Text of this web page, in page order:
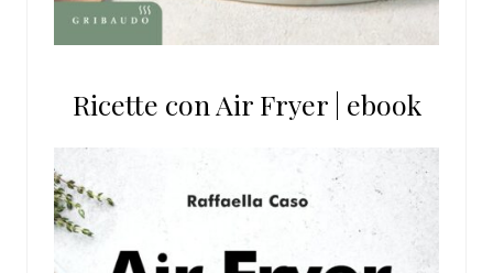
Ricette con Air Fryer | ebook